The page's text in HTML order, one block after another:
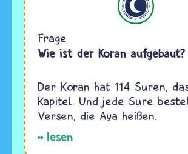
Frage
Wie ist der Koran aufgebaut?
Der Koran hat 114 Suren,
Kapitel. Und jede Sure
Versen, die Aya heißen.
lesen